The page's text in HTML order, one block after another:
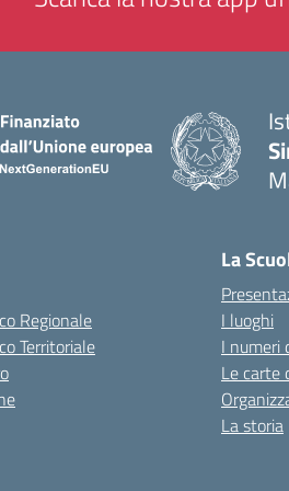
Regionale
Territoriale
La
I luoghi
I numeri
Le carte
La storia